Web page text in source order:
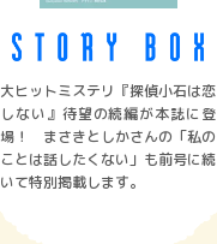
大ヒットミステリ『探偵小石は恋
しない』待望の続編が本誌に登
場！ まさきとしかさんの「私の
ことは話したくない」も前号に続
いて特別掲載します。